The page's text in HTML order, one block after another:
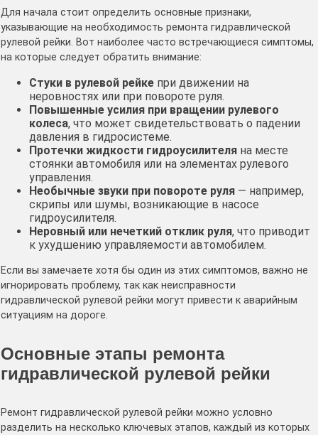
Для начала стоит определить основные признаки,
указывающие на необходимость ремонта гидравлической
рулевой рейки. Вот наиболее часто встречающиеся симптомы,
на которые следует обратить внимание:
Стуки в рулевой рейке при движении на
неровностях или при повороте руля.
Повышенные усилия при вращении рулевого
колеса, что может свидетельствовать о падении
давления в гидросистеме.
Протечки жидкости гидроусилителя на месте
стоянки автомобиля или на элементах рулевого
управления.
Необычные звуки при повороте руля — например,
скрипы или шумы, возникающие в насосе
гидроусилителя.
Неровный или нечеткий отклик руля, что приводит
к ухудшению управляемости автомобилем.
Если вы замечаете хотя бы один из этих симптомов, важно не
игнорировать проблему, так как неисправности
гидравлической рулевой рейки могут привести к аварийным
ситуациям на дороге.
Основные этапы ремонта
гидравлической рулевой рейки
Ремонт гидравлической рулевой рейки можно условно
разделить на несколько ключевых этапов, каждый из которых